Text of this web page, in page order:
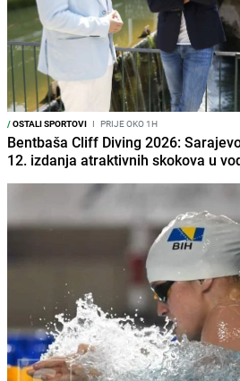
/OSTALI SPORTOVI I PRIJE OKO 1H
Bentbaša Cliff Diving 2026:
12. izdanja atraktivnih skokova u